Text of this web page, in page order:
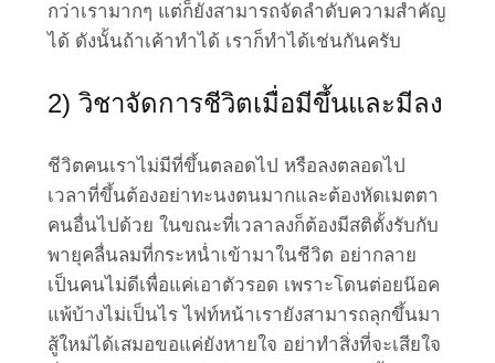
กว่าเรามากๆ แต่ก็ยังสามารถจัดลำดับความสำคัญ
ได้ ดังนั้นถ้าเค้าทำได้ เราก็ทำได้เช่นกันครับ
2) วิชาจัดการชีวิตเมื่อมีขึ้นและมีลง
ชีวิตคนเราไม่มีที่ขึ้นตลอดไป หรือลงตลอดไป
เวลาที่ขึ้นต้องอย่าทะนงตนมากและต้องหัดเมตตา
คนอื่นไปด้วย ในขณะที่เวลาลงก็ต้องมีสติตั้งรับกับ
พายุคลื่นลมที่กระหน่ำเข้ามาในชีวิต อย่ากลาย
เป็นคนไม่ดีเพื่อแค่เอาตัวรอด เพราะโดนต่อยน๊อค
แพ้บ้างไม่เป็นไร ไฟท์หน้าเรายังสามารถลุกขึ้นมา
สู้ใหม่ได้เสมอขอแค่ยังหายใจ อย่าทำสิ่งที่จะเสียใจ